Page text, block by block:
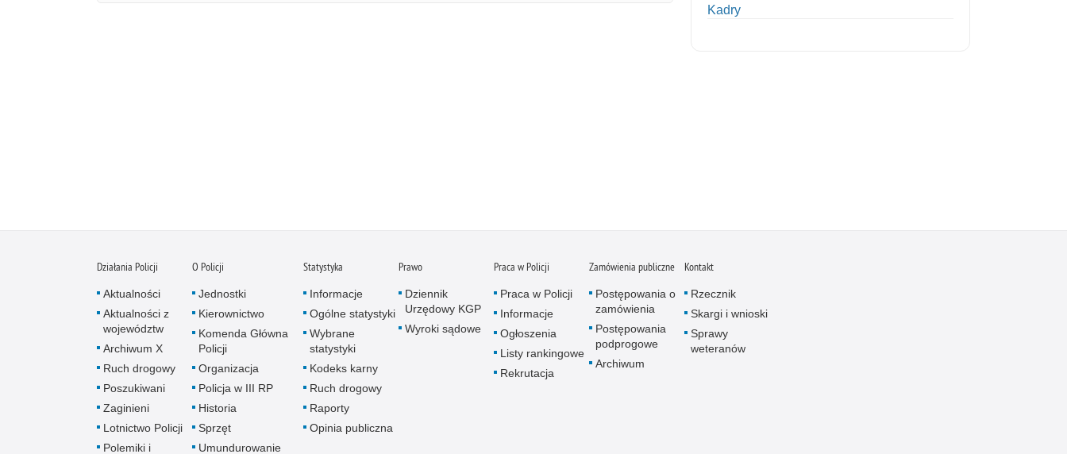
Kadry
Nietrzeźwi kierujący
Nietrzeźwi opiekunowie
Działania Policji
Aktualności
Aktualności z
województw
Archiwum X
Ruch drogowy
Poszukiwani
Zaginieni
Lotnictwo Policji
Polemiki i
O Policji
Jednostki
Kierownictwo
Komenda Główna
Policji
Organizacja
Policja w III RP
Historia
Sprzęt
Umundurowanie
Statystyka
Informacje
Ogólne statystyki
Wybrane
statystyki
Kodeks karny
Ruch drogowy
Raporty
Opinia publiczna
Prawo
Dziennik
Urzędowy KGP
Wyroki sądowe
Praca w Policji
Praca w Policji
Informacje
Ogłoszenia
Listy rankingowe
Rekrutacja
Zamówienia publiczne
Postępowania o
zamówienia
Postępowania
podprogowe
Archiwum
Kontakt
Rzecznik
Skargi i wnioski
Sprawy
weteranów